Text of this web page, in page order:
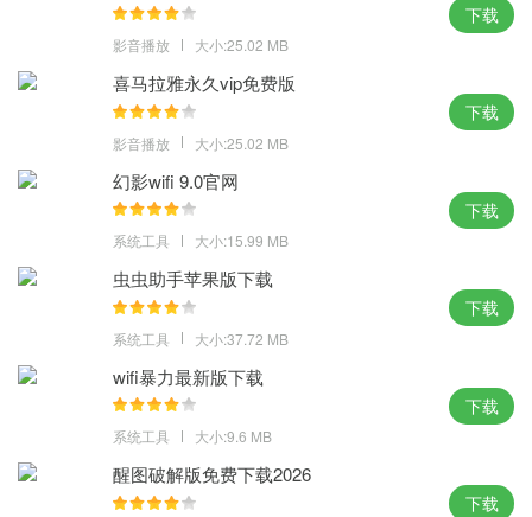
1、实时威胁拦截率高达 99%，浏览搜索合二为一界面更简洁浏览空
2、与Windows 7完美结合，支持 GPU 硬件加速释放电脑 90% 空闲
运算能力上网更快
3、只需锁定网站图标即可一键打开常用网站，占用空间更少，为您
展示更多网页内容
4、支持GPU加速功能用户网页浏览速度将更快，能够为你带来更快
速更流畅的用户体验
1、提供了一个加载项管理器以控制ActiveX控件和浏览器帮助对
象，允许网站通过ActiveX提供丰富的内容
2、规范了网页标准使得各网站能获得更好的支持，用户网页浏览速
3、多任务下载模式下载更快速，下载的可执行文件被操作系统标为
潜在的不安全因素
影音播放 大小:25.02 MB
下载
喜马拉雅永久vip免费版
影音播放 大小:25.02 MB
下载
幻影wifi 9.0官网
系统工具 大小:15.99 MB
下载
虫虫助手苹果版下载
系统工具 大小:37.72 MB
下载
wifi暴力最新版下载
系统工具 大小:9.6 MB
下载
醒图破解版免费下载2026
下载